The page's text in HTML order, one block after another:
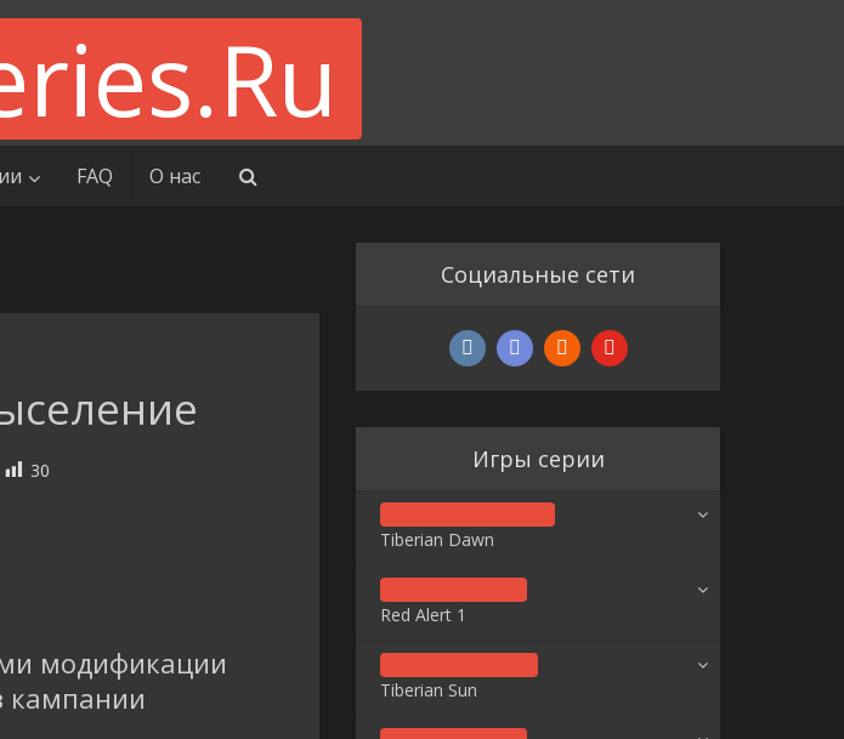
FAQ О нас
30
модификации
кампании
Социальные сети
Игры серии
Tiberian Dawn
Red Alert 1
Tiberian Sun